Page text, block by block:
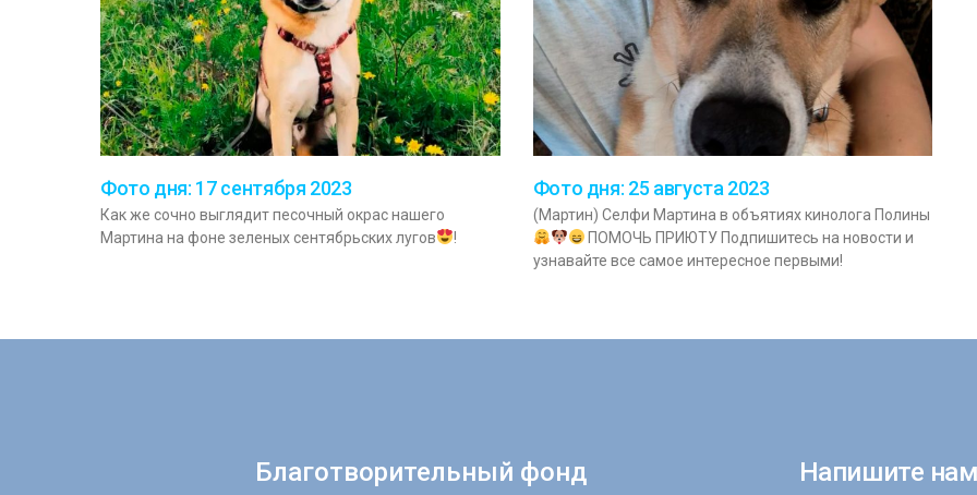
Фото дня: 17 сентября 2023
Как же сочно выглядит песочный окрас нашего
Мартина на фоне зеленых сентябрьских лугов
!
Фото дня: 25 августа 2023
(Мартин) Селфи Мартина в объятиях кинолога Полины
ПОМОЧЬ ПРИЮТУ Подпишитесь на новости и
узнавайте все самое интересное первыми!
Благотворительный фонд
Напишите